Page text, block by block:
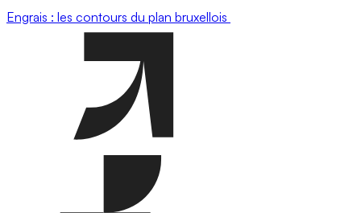
Engrais : les contours du plan bruxellois